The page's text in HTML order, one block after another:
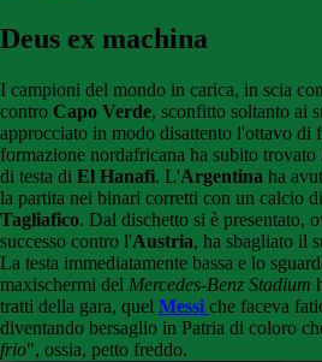
Deus ex machina
I campioni del mondo in carica, in scia
contro Capo Verde, sconfitto soltanto ai
approcciato in modo disattento l'ottavo di
formazione nordafricana ha subito
di testa di El Hanafi. L'Argentina ha
la partita nei binari corretti con un calcio
Tagliafico. Dal dischetto si è presentato,
successo contro l'Austria, ha sbagliato il
La testa immediatamente bassa e lo
maxischermi del Mercedes-Benz Stadium
tratti della gara, quel Messi che faceva
diventando bersaglio in Patria di coloro
frio", ossia, petto freddo.